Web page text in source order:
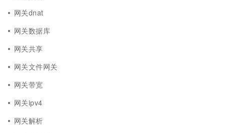
网关dnat
网关数据库
网关共享
网关文件网关
网关带宽
网关ipv4
网关解析